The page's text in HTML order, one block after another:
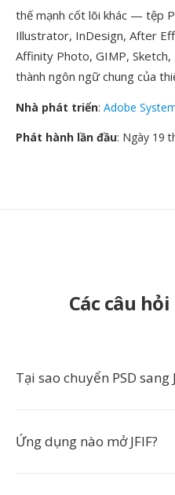
thế mạnh cốt lõi khác — tệp
Illustrator, InDesign, After
Affinity Photo, GIMP,
thành ngôn ngữ chung của
Nhà phát triển: Adobe
Phát hành lần đầu: Ngày 19
Các câu
Tại sao chuyển PSD sang
Ứng dụng nào mở JFIF?